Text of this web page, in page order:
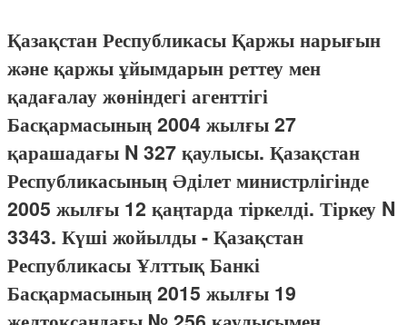
Қазақстан Республикасы Қаржы нарығын
және қаржы ұйымдарын реттеу мен
қадағалау жөніндегі агенттігі
Басқармасының 2004 жылғы 27
қарашадағы N 327 қаулысы. Қазақстан
Республикасының Әділет министрлігінде
2005 жылғы 12 қаңтарда тіркелді. Тіркеу N
3343. Күші жойылды - Қазақстан
Республикасы Ұлттық Банкі
Басқармасының 2015 жылғы 19